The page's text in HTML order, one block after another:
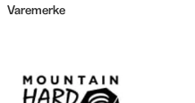
Varemerke